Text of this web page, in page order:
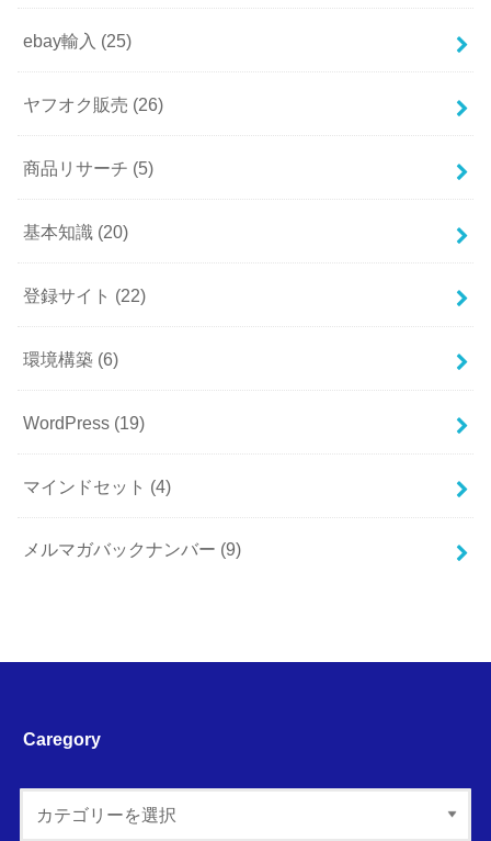
ebay輸入 (25)
ヤフオク販売 (26)
商品リサーチ (5)
基本知識 (20)
登録サイト (22)
環境構築 (6)
WordPress (19)
マインドセット (4)
メルマガバックナンバー (9)
Caregory